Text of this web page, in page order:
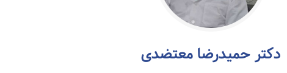
دکتر حمیدرضا معتضدی